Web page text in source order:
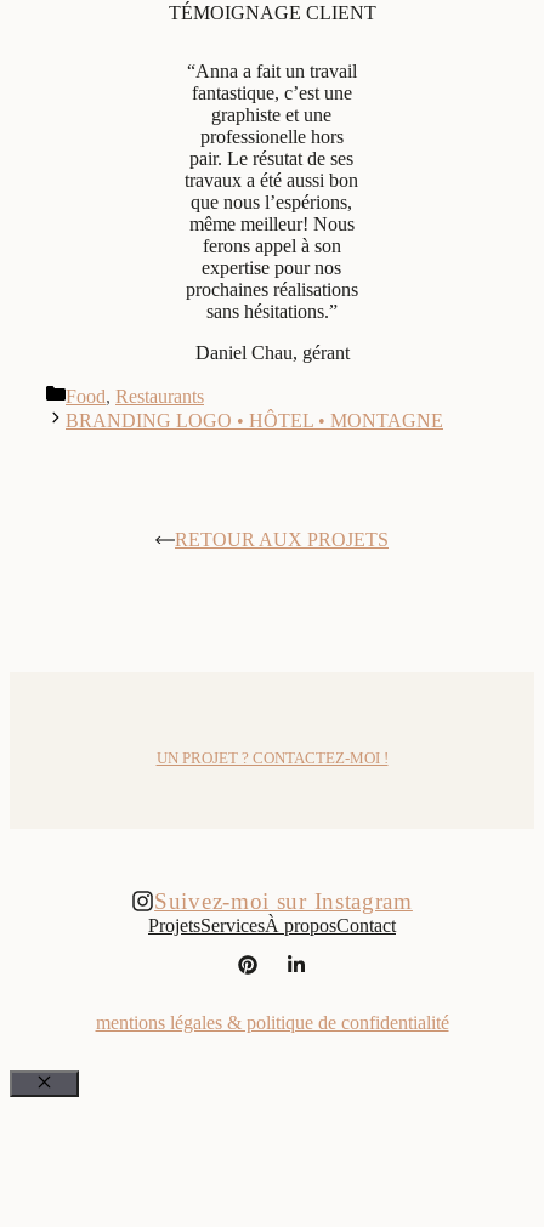
TÉMOIGNAGE CLIENT
“Anna a fait un travail
fantastique, c’est une
graphiste et une
professionelle hors
pair. Le résutat de ses
travaux a été aussi bon
que nous l’espérions,
même meilleur! Nous
ferons appel à son
expertise pour nos
prochaines réalisations
sans hésitations.”
Daniel Chau, gérant
Catégories
Food, Restaurants
BRANDING LOGO • HÔTEL • MONTAGNE
RETOUR AUX PROJETS
UN PROJET ? CONTACTEZ-MOI !
Suivez-moi sur Instagram
ProjetsServicesÀ proposContact
mentions légales & politique de confidentialité
Fermer